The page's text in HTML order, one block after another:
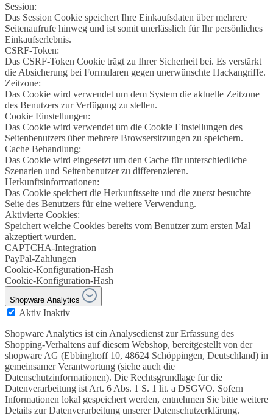
Session:
Das Session Cookie speichert Ihre Einkaufsdaten über mehrere
Seitenaufrufe hinweg und ist somit unerlässlich für Ihr persönliches
Einkaufserlebnis.
CSRF-Token:
Das CSRF-Token Cookie trägt zu Ihrer Sicherheit bei. Es verstärkt
die Absicherung bei Formularen gegen unerwünschte Hackangriffe.
Zeitzone:
Das Cookie wird verwendet um dem System die aktuelle Zeitzone
des Benutzers zur Verfügung zu stellen.
Cookie Einstellungen:
Das Cookie wird verwendet um die Cookie Einstellungen des
Seitenbenutzers über mehrere Browsersitzungen zu speichern.
Cache Behandlung:
Das Cookie wird eingesetzt um den Cache für unterschiedliche
Szenarien und Seitenbenutzer zu differenzieren.
Herkunftsinformationen:
Das Cookie speichert die Herkunftsseite und die zuerst besuchte
Seite des Benutzers für eine weitere Verwendung.
Aktivierte Cookies:
Speichert welche Cookies bereits vom Benutzer zum ersten Mal
akzeptiert wurden.
CAPTCHA-Integration
PayPal-Zahlungen
Cookie-Konfiguration-Hash
Cookie-Konfiguration-Hash
Shopware Analytics
Aktiv Inaktiv
Shopware Analytics ist ein Analysedienst zur Erfassung des
Shopping-Verhaltens auf diesem Webshop, bereitgestellt von der
shopware AG (Ebbinghoff 10, 48624 Schöppingen, Deutschland) in
gemeinsamer Verantwortung (siehe auch die
Datenschutzinformationen). Die Rechtsgrundlage für die
Datenverarbeitung ist Art. 6 Abs. 1 S. 1 lit. a DSGVO. Sofern
Informationen lokal gespeichert werden, entnehmen Sie bitte weitere
Details zur Datenverarbeitung unserer Datenschutzerklärung.